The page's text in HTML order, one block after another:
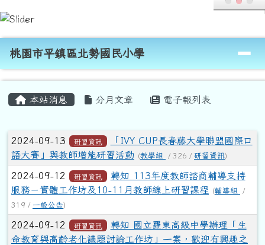
跳至主內容區
桃園市平鎮區北勢國民小學
導覽列
桃園市平鎮區北勢國民小學
本站消息 分月文章 電子報列表
文章列表
2024-09-13 研習資訊
「IVY CUP長春藤大學聯盟國際口
語大賽」與教師增能研習活動
(教學組 / 326 / 研習資訊)
2024-09-12 研習資訊
轉知 113年度教師諮商輔導支持
服務－實體工作坊及10-11月教師線上研習課程
(輔導組
/
319 / 一般公告)
2024-09-12 研習資訊
轉知 國立羅東高級中學辦理「生
命教育與高齡老化議題討論工作坊」一案，歡迎有興趣之